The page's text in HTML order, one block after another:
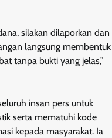
silakan dilaporkan dan
langsung membentuk
tanpa bukti yang jelas,”
insan pers untuk
serta mematuhi kode
kepada masyarakat. Ia